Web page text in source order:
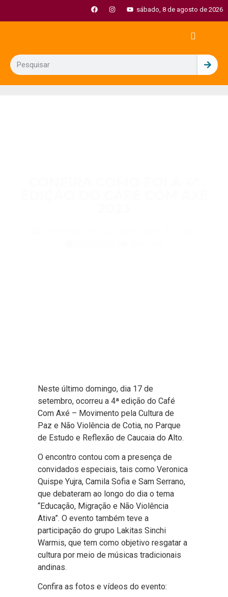
sábado, 8 de agosto de 2026
Neste último domingo, dia 17 de
setembro, ocorreu a 4ª edição do Café
Com Axé – Movimento pela Cultura de
Paz e Não Violência de Cotia, no Parque
de Estudo e Reflexão de Caucaia do Alto.
O encontro contou com a presença de
convidados especiais, tais como Veronica
Quispe Yujra, Camila Sofia e Sam Serrano,
que debateram ao longo do dia o tema
“Educação, Migração e Não Violência
Ativa”. O evento também teve a
participação do grupo Lakitas Sinchi
Warmis, que tem como objetivo resgatar a
cultura por meio de músicas tradicionais
andinas.
Confira as fotos e vídeos do evento: